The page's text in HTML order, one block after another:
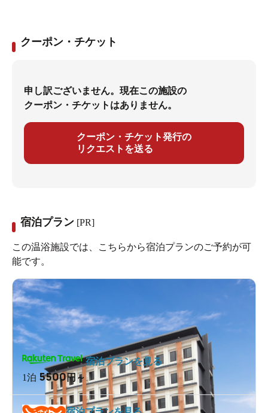
クーポン・チケット
申し訳ございません。現在この施設の
クーポン・チケットはありません。
クーポン・チケット発行の
リクエストを送る
宿泊プラン [PR]
この温浴施設では、こちらから宿泊プランのご予約が可
能です。
1泊 5500円～
宿泊プランを見る